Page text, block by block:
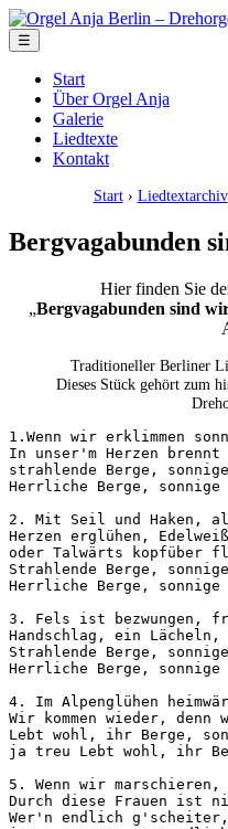
☰
Start
Über Orgel Anja
Galerie
Liedtexte
Kontakt
Start› Liedtextarchiv
Bergvagabunden
Hier finden Sie
„Bergvagabunden sind
Traditioneller Berliner
Dieses Stück gehört zum
1.Wenn wir erklimmen
In unser'm Herzen
strahlende Berge,
Herrliche Berge, sonnige
2. Mit Seil und Haken,
Herzen erglühen,
oder Talwärts kopfüber
Strahlende Berge,
Herrliche Berge, sonnige
3. Fels ist bezwungen,
Handschlag, ein
Strahlende Berge,
Herrliche Berge, sonnige
4. Im Alpenglühen
Wir kommen wieder,
Lebt wohl, ihr Berge,
ja treu Lebt wohl, ihr
5. Wenn wir marschieren,
Durch diese Frauen ist
Wer'n endlich